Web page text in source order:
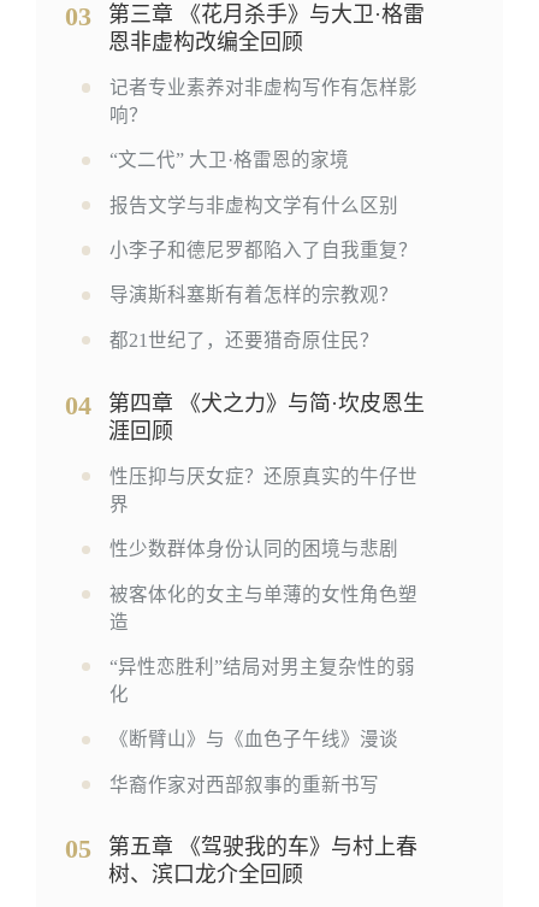
03
第三章 《花月杀手》与大卫·格雷
恩非虚构改编全回顾
记者专业素养对非虚构写作有怎样影
响？
“文二代” 大卫·格雷恩的家境
报告文学与非虚构文学有什么区别
小李子和德尼罗都陷入了自我重复？
导演斯科塞斯有着怎样的宗教观？
都21世纪了，还要猎奇原住民？
04
第四章 《犬之力》与简·坎皮恩生
涯回顾
性压抑与厌女症？还原真实的牛仔世
界
性少数群体身份认同的困境与悲剧
被客体化的女主与单薄的女性角色塑
造
“异性恋胜利”结局对男主复杂性的弱
化
《断臂山》与《血色子午线》漫谈
华裔作家对西部叙事的重新书写
05
第五章 《驾驶我的车》与村上春
树、滨口龙介全回顾